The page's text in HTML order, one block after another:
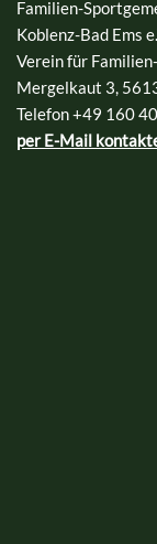
Familien-
Koblenz-Bad Ems
Verein für
Mergelkaut 3,
Telefon +49 160
per E-Mail